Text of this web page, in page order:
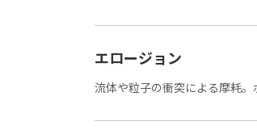
エロージョン
流体や粒子の衝突による摩耗。